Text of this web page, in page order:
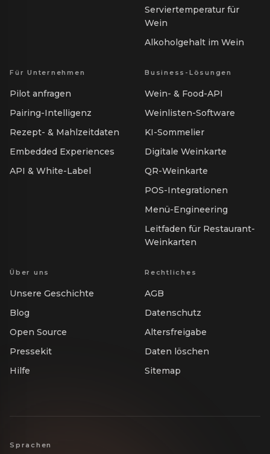
Serviertemperatur für
Wein
Alkoholgehalt im Wein
Für Unternehmen
Pilot anfragen
Pairing-Intelligenz
Rezept- & Mahlzeitdaten
Embedded Experiences
API & White-Label
Business-Lösungen
Wein- & Food-API
Weinlisten-Software
KI-Sommelier
Digitale Weinkarte
QR-Weinkarte
POS-Integrationen
Menü-Engineering
Leitfaden für Restaurant-
Weinkarten
Über uns
Unsere Geschichte
Blog
Open Source
Pressekit
Hilfe
Rechtliches
AGB
Datenschutz
Altersfreigabe
Daten löschen
Sitemap
Sprachen